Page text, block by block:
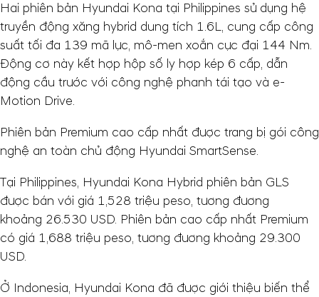
Hai phiên bản Hyundai Kona tại Philippines sử dụng hệ
truyền động xăng hybrid dung tích 1.6L, cung cấp công
suất tối đa 139 mã lực, mô-men xoắn cực đại 144 Nm.
Động cơ này kết hợp hộp số ly hợp kép 6 cấp, dẫn
động cầu trước với công nghệ phanh tái tạo và e-
Motion Drive.
Phiên bản Premium cao cấp nhất được trang bị gói công
nghệ an toàn chủ động Hyundai SmartSense.
Tại Philippines, Hyundai Kona Hybrid phiên bản GLS
được bán với giá 1,528 triệu peso, tương đương
khoảng 26.530 USD. Phiên bản cao cấp nhất Premium
có giá 1,688 triệu peso, tương đương khoảng 29.300
USD.
Ở Indonesia, Hyundai Kona đã được giới thiệu biến thể